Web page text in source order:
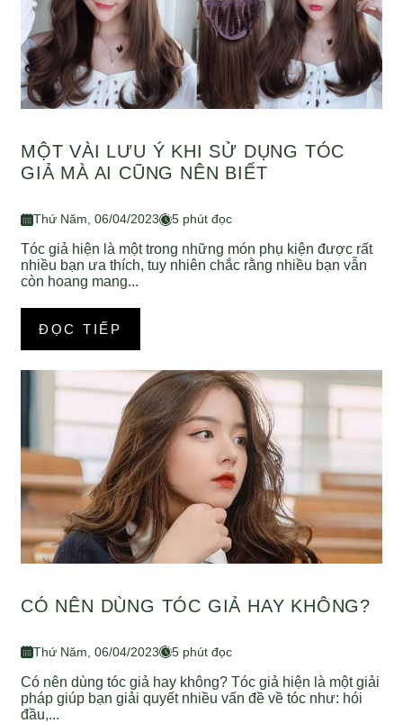
MỘT VÀI LƯU Ý KHI SỬ DỤNG TÓC
GIẢ MÀ AI CŨNG NÊN BIẾT
Thứ Năm, 06/04/2023 5 phút đọc
Tóc giả hiện là một trong những món phụ kiện được rất
nhiều bạn ưa thích, tuy nhiên chắc rằng nhiều bạn vẫn
còn hoang mang...
ĐỌC TIẾP
CÓ NÊN DÙNG TÓC GIẢ HAY KHÔNG?
Thứ Năm, 06/04/2023 5 phút đọc
Có nên dùng tóc giả hay không? Tóc giả hiện là một giải
pháp giúp bạn giải quyết nhiều vấn đề về tóc như: hói
đầu,...